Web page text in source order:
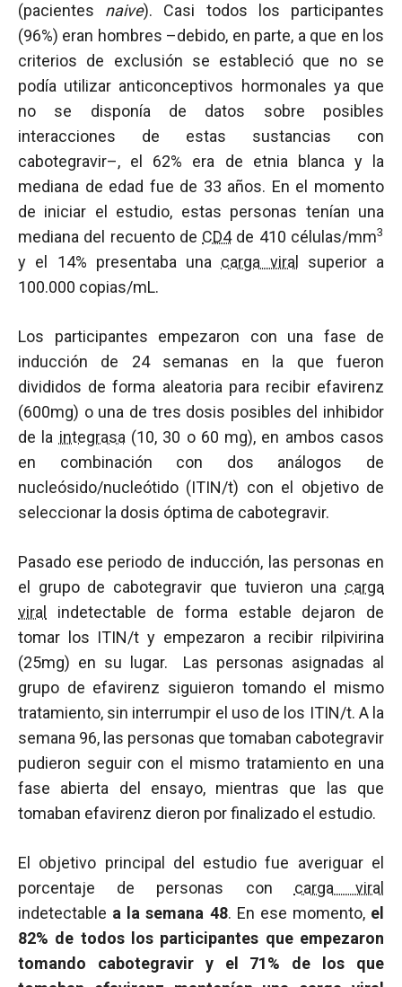
(pacientes naive). Casi todos los participantes
(96%) eran hombres –debido, en parte, a que en los
criterios de exclusión se estableció que no se
podía utilizar anticonceptivos hormonales ya que
no se disponía de datos sobre posibles
interacciones de estas sustancias con
cabotegravir–, el 62% era de etnia blanca y la
mediana de edad fue de 33 años. En el momento
de iniciar el estudio, estas personas tenían una
mediana del recuento de CD4de 410 células/mm3
y el 14% presentaba una carga viral
superior a
100.000 copias/mL.
Los participantes empezaron con una fase de
inducción de 24 semanas en la que fueron
divididos de forma aleatoria para recibir efavirenz
(600mg) o una de tres dosis posibles del inhibidor
de la integrasa (10, 30 o 60 mg), en ambos casos
en combinación con dos análogos de
nucleósido/nucleótido (ITIN/t) con el objetivo de
seleccionar la dosis óptima de cabotegravir.
Pasado ese periodo de inducción, las personas en
el grupo de cabotegravir que tuvieron una carga
viral
indetectable de forma estable dejaron de
tomar los ITIN/t y empezaron a recibir rilpivirina
(25mg) en su lugar. Las personas asignadas al
grupo de efavirenz siguieron tomando el mismo
tratamiento, sin interrumpir el uso de los ITIN/t. A la
semana 96, las personas que tomaban cabotegravir
pudieron seguir con el mismo tratamiento en una
fase abierta del ensayo, mientras que las que
tomaban efavirenz dieron por finalizado el estudio.
El objetivo principal del estudio fue averiguar el
porcentaje de personas con carga viral
indetectable a la semana 48. En ese momento, el
82% de todos los participantes que empezaron
tomando cabotegravir y el 71% de los que